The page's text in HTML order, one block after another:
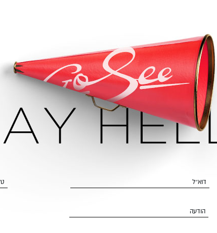
דוא״ל
הודעה